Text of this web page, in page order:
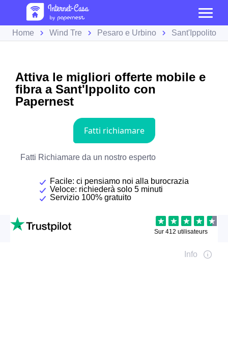
Home Wind Tre Pesaro e Urbino Sant'Ippolito